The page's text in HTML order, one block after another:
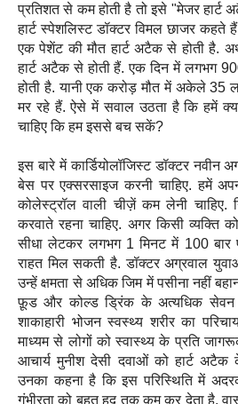
प्रतिशत से कम होती है तो इसे "मेजर हार्ट
हार्ट स्पेशलिस्ट डॉक्टर विमल छाजर
एक पेशेंट की मौत हार्ट अटैक से होती है.
हार्ट अटैक से होती हैं. एक दिन में लगभग
होती है. यानी एक करोड़ मौत में अकेले 35
मर रहे हैं. ऐसे में सवाल उठता है कि हमें
चाहिए कि हम इससे बच सकें?
इस बारे में कार्डियोलॉजिस्ट डॉक्टर
बेस पर एक्सरसाइज करनी चाहिए. हमें
कोलेस्ट्रॉल वाली चीज़ें कम लेनी चाहिए.
करवाते रहना चाहिए. अगर किसी व्यक्ति
सीधा लेटकर लगभग 1 मिनट में 100 बार
राहत मिल सकती है. डॉक्टर अग्रवाल
उन्हें क्षमता से अधिक जिम में पसीना नहीं
फ़ूड और कोल्ड ड्रिंक के अत्यधिक सेवन
शाकाहारी भोजन स्वस्थ्य शरीर का
माध्यम से लोगों को स्वास्थ्य के प्रति
आचार्य मुनीश देसी दवाओं को हार्ट
उनका कहना है कि इस परिस्थिति में
गंभीरता को बहुत हद तक कम कर देता है.